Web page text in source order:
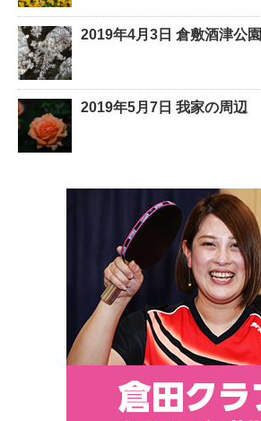
2019年4月3日 倉敷酒津公園
2019年5月7日 我家の周辺